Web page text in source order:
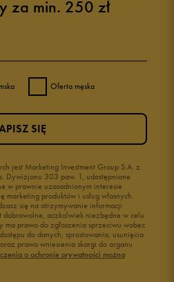
za min. 250 zł
Oferta męska
jest Marketing Investment Group S.A. z
Dywizjonu 303 paw. 1, udostępnione
w prawnie uzasadnionym interesie
produktów i usług własnych.
się na otrzymywanie informacji
dobrowolne, aczkolwiek niezbędne w celu
prawo do zgłoszenia sprzeciwu wobec
do danych, sprostowania, usunięcia
prawo wniesienia skargi do organu
o ochronie prywatności można
SIĘ